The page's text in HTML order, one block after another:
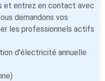
et entrez en contact avec
demandons vos
les professionnels actifs
d'électricité annuelle